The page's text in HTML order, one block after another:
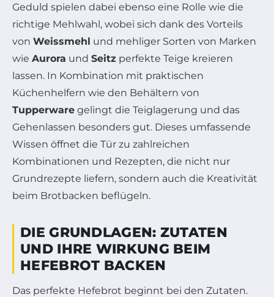
Geduld spielen dabei ebenso eine Rolle wie die
richtige Mehlwahl, wobei sich dank des Vorteils
von Weissmehl und mehliger Sorten von Marken
wie Aurora und Seitz perfekte Teige kreieren
lassen. In Kombination mit praktischen
Küchenhelfern wie den Behältern von
Tupperware gelingt die Teiglagerung und das
Gehenlassen besonders gut. Dieses umfassende
Wissen öffnet die Tür zu zahlreichen
Kombinationen und Rezepten, die nicht nur
Grundrezepte liefern, sondern auch die Kreativität
beim Brotbacken beflügeln.
DIE GRUNDLAGEN: ZUTATEN
UND IHRE WIRKUNG BEIM
HEFEBROT BACKEN
Das perfekte Hefebrot beginnt bei den Zutaten.